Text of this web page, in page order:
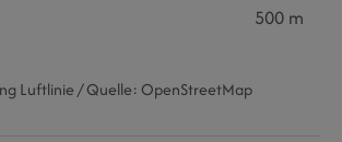
500 m
Luftlinie / Quelle: OpenStreetMap